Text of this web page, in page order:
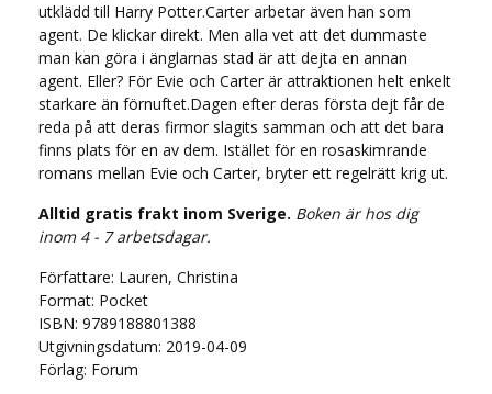
utklädd till Harry Potter.Carter arbetar även han som
agent. De klickar direkt. Men alla vet att det dummaste
man kan göra i änglarnas stad är att dejta en annan
agent. Eller? För Evie och Carter är attraktionen helt enkelt
starkare än förnuftet.Dagen efter deras första dejt får de
reda på att deras firmor slagits samman och att det bara
finns plats för en av dem. Istället för en rosaskimrande
romans mellan Evie och Carter, bryter ett regelrätt krig ut.
Alltid gratis frakt inom Sverige. Boken är hos dig
inom 4 - 7 arbetsdagar.
Författare: Lauren, Christina
Format: Pocket
ISBN: 9789188801388
Utgivningsdatum: 2019-04-09
Förlag: Forum